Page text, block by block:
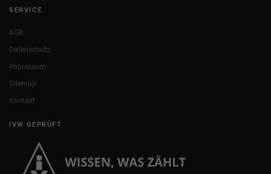
SERVICE
AGB
Datenschutz
Impressum
Sitemap
Kontakt
IVW GEPRÜFT